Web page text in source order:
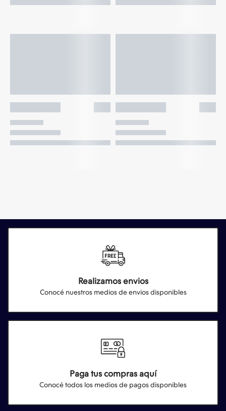
Realizamos envios
Conocé nuestros medios de envios disponibles
Paga tus compras aquí
Conocé todos los medios de pagos disponibles